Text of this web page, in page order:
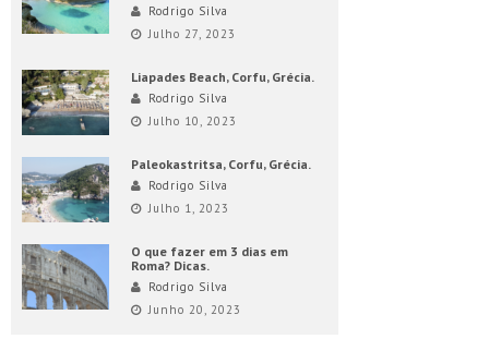
Rodrigo Silva
Julho 27, 2023
Liapades Beach, Corfu, Grécia.
Rodrigo Silva
Julho 10, 2023
Paleokastritsa, Corfu, Grécia.
Rodrigo Silva
Julho 1, 2023
O que fazer em 3 dias em
Roma? Dicas.
Rodrigo Silva
Junho 20, 2023